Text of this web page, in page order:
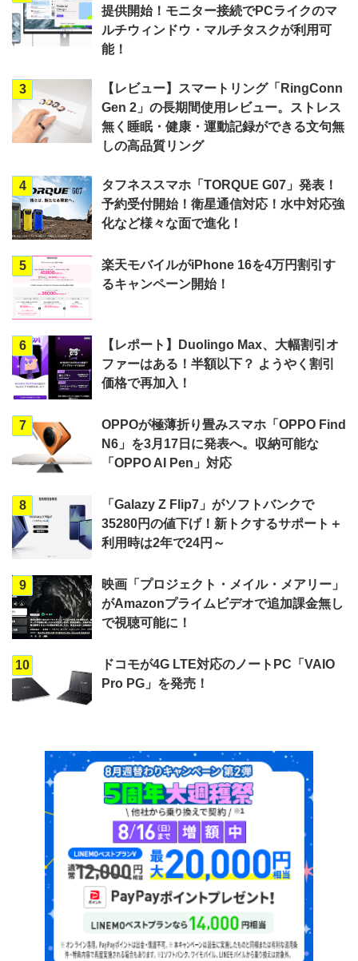
提供開始！モニター接続でPCライクのマ
ルチウィンドウ・マルチタスクが利用可
能！
3
【レビュー】スマートリング「RingConn
Gen 2」の長期間使用レビュー。ストレス
無く睡眠・健康・運動記録ができる文句無
しの高品質リング
4
タフネススマホ「TORQUE G07」発表！
予約受付開始！衛星通信対応！水中対応強
化など様々な面で進化！
5
楽天モバイルがiPhone 16を4万円割引す
るキャンペーン開始！
6
【レポート】Duolingo Max、大幅割引オ
ファーはある！半額以下？ ようやく割引
価格で再加入！
7
OPPOが極薄折り畳みスマホ「OPPO Find
N6」を3月17日に発表へ。収納可能な
「OPPO AI Pen」対応
8
「Galazy Z Flip7」がソフトバンクで
35280円の値下げ！新トクするサポート＋
利用時は2年で24円～
9
映画「プロジェクト・メイル・メアリー」
がAmazonプライムビデオで追加課金無し
で視聴可能に！
10
ドコモが4G LTE対応のノートPC「VAIO
Pro PG」を発売！